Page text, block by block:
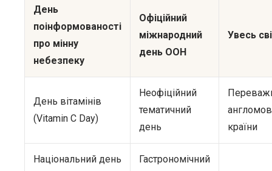
День
поінформованості
про мінну
небезпеку
Офіційний
міжнародний
день ООН
Увесь
День вітамінів
(Vitamin C Day)
Неофіційний
тематичний
день
країни
Національний день
Гастрономічний